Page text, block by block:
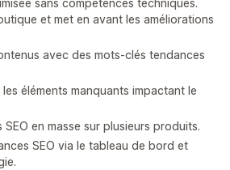
sans compétences techniques.
et met en avant les améliorations
avec des mots-clés tendances
éléments manquants impactant le
en masse sur plusieurs produits.
SEO via le tableau de bord et